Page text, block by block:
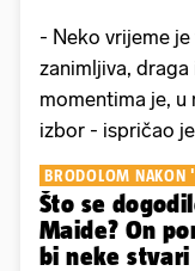
- Neko vrijeme
zanimljiva,
momentima je, u
izbor - ispričao
BRODOLOM NAKON
Što se
Maide? On
bi neke